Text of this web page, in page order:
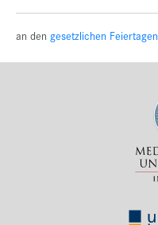
an den gesetzlichen Feiertagen